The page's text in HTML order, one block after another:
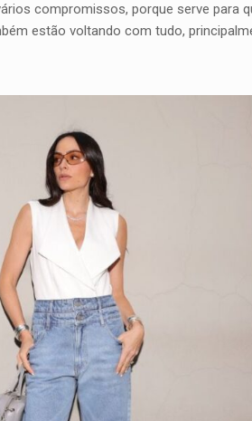
compromissos, porque serve
estão voltando com tudo,